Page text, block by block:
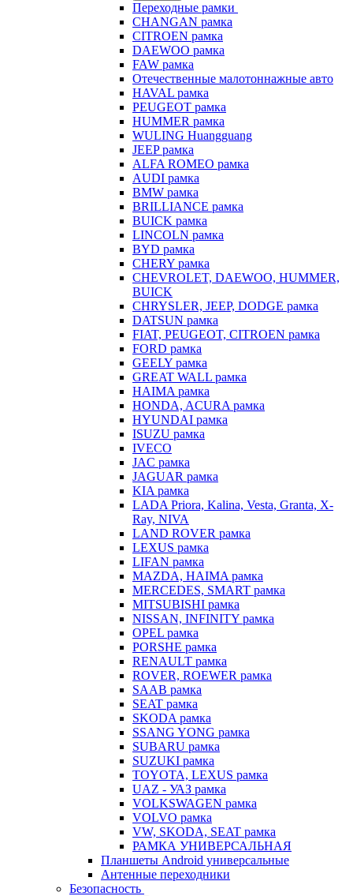
Переходные рамки
CHANGAN рамка
CITROEN рамка
DAEWOO рамка
FAW рамка
Отечественные малотоннажные авто
HAVAL рамка
PEUGEOT рамка
HUMMER рамка
WULING Huangguang
JEEP рамка
ALFA ROMEO рамка
AUDI рамка
BMW рамка
BRILLIANCE рамка
BUICK рамка
LINCOLN рамка
BYD рамка
CHERY рамка
CHEVROLET, DAEWOO, HUMMER,
BUICK
CHRYSLER, JEEP, DODGE рамка
DATSUN рамка
FIAT, PEUGEOT, CITROEN рамка
FORD рамка
GEELY рамка
GREAT WALL рамка
HAIMA рамка
HONDA, ACURA рамка
HYUNDAI рамка
ISUZU рамка
IVECO
JAC рамка
JAGUAR рамка
KIA рамка
LADA Priora, Kalina, Vesta, Granta, X-
Ray, NIVA
LAND ROVER рамка
LEXUS рамка
LIFAN рамка
MAZDA, HAIMA рамка
MERCEDES, SMART рамка
MITSUBISHI рамка
NISSAN, INFINITY рамка
OPEL рамка
PORSHE рамка
RENAULT рамка
ROVER, ROEWER рамка
SAAB рамка
SEAT рамка
SKODA рамка
SSANG YONG рамка
SUBARU рамка
SUZUKI рамка
TOYOTA, LEXUS рамка
UAZ - УАЗ рамка
VOLKSWAGEN рамка
VOLVO рамка
VW, SKODA, SEAT рамка
РАМКА УНИВЕРСАЛЬНАЯ
Планшеты Android универсальные
Антенные переходники
Безопасность